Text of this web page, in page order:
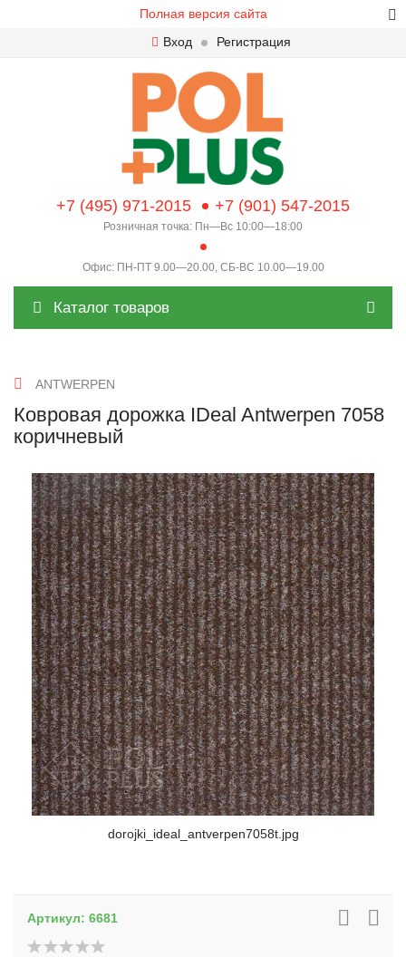
Полная версия сайта
Вход
Регистрация
+7 (495) 971-2015 +7 (901) 547-2015
Розничная точка: Пн—Вс 10:00—18:00
Офис: ПН-ПТ 9.00—20.00, СБ-ВС 10.00—19.00
Каталог товаров
ANTWERPEN
Ковровая дорожка IDeal Antwerpen 7058
коричневый
dorojki_ideal_antverpen7058t.jpg
Артикул: 6681